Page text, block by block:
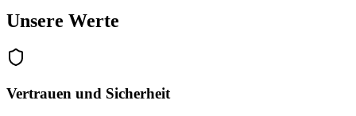
Unsere Werte
Vertrauen und Sicherheit